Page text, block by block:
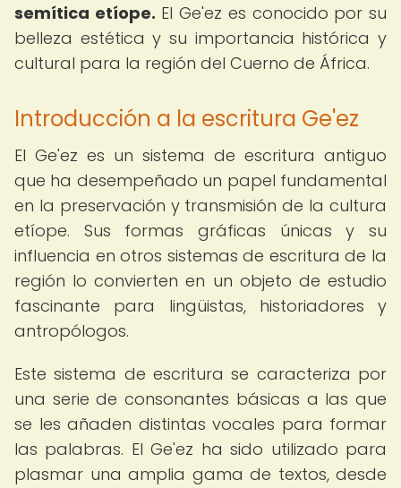
semítica etíope. El Ge'ez es conocido por su
belleza estética y su importancia histórica y
cultural para la región del Cuerno de África.
Introducción a la escritura Ge'ez
El Ge'ez es un sistema de escritura antiguo
que ha desempeñado un papel fundamental
en la preservación y transmisión de la cultura
etíope. Sus formas gráficas únicas y su
influencia en otros sistemas de escritura de la
región lo convierten en un objeto de estudio
fascinante para lingüistas, historiadores y
antropólogos.
Este sistema de escritura se caracteriza por
una serie de consonantes básicas a las que
se les añaden distintas vocales para formar
las palabras. El Ge'ez ha sido utilizado para
plasmar una amplia gama de textos, desde